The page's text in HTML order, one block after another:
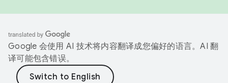
Google 会使用 AI 技术将内容翻译成您偏好的语言。AI 翻
译可能包含错误。